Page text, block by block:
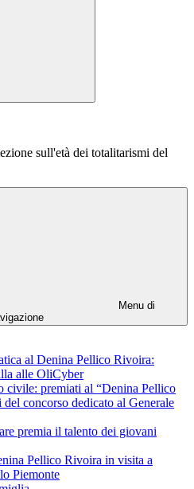
sull'età dei totalitarismi del
Menu di
al Denina Pellico Rivoira:
alle OliCyber
civile: premiati al “Denina Pellico
concorso dedicato al Generale
premia il talento dei giovani
Pellico Rivoira in visita a
Piemonte